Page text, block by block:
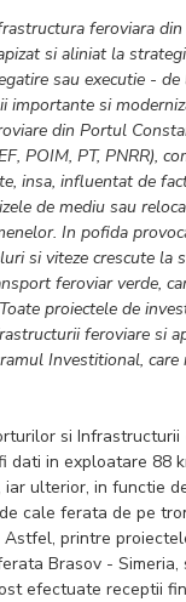
feroviara
si aliniat la
sau executie -
importante si
din Portul
POIM, PT, PNRR),
insa, influentat de
de mediu sau
In pofida
si viteze crescute
feroviar verde,
proiectele de
feroviare si
Investitional,
si
dati in exploatare 88
iar ulterior, in functie
cale ferata de pe
Astfel, printre
Brasov -
efectuate receptii